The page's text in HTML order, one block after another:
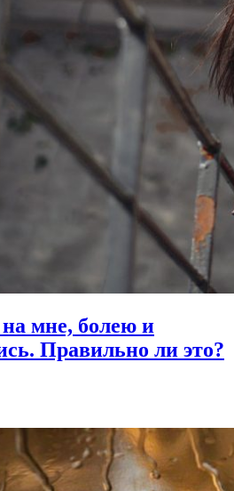
мне, болею и
Правильно ли это?